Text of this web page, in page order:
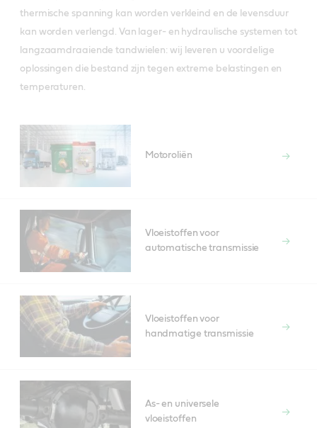
thermische spanning kan worden verkleind en de levensduur
kan worden verlengd. Van lager- en hydraulische systemen tot
langzaamdraaiende tandwielen: wij leveren u voordelige
oplossingen die bestand zijn tegen extreme belastingen en
temperaturen.
Motoroliën
Vloeistoffen voor
automatische transmissie
Vloeistoffen voor
handmatige transmissie
As- en universele
vloeistoffen